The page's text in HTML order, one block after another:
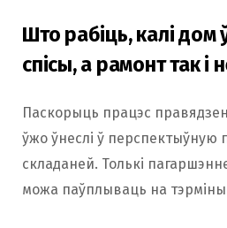
Што рабіць, калі дом
спісы, а рамонт так і
Паскорыць працэс
ўжо ўнеслі ў перспектыўную
складаней. Толькі
можа паўплываць на